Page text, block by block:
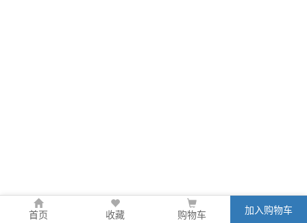
首页 收藏 购物车 加入购物车